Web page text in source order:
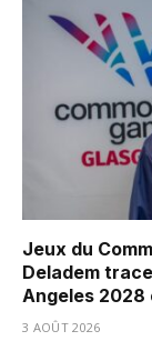
Jeux du
Deladem
Angeles 2028
3 AOÛT 2026